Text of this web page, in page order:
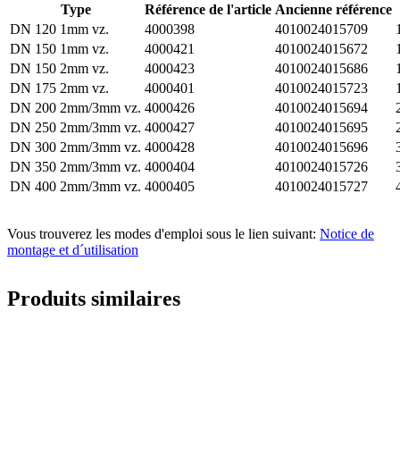
Type Référence de l'article Ancienne référence
DN 120 1mm vz.
4000398 4010024015709
DN 150 1mm vz.
4000421 4010024015672
DN 150 2mm vz.
4000423 4010024015686
DN 175 2mm vz.
4000401 4010024015723
DN 200 2mm/3mm vz. 4000426 4010024015694
DN 250 2mm/3mm vz. 4000427 4010024015695
DN 300 2mm/3mm vz. 4000428 4010024015696
DN 350 2mm/3mm vz. 4000404 4010024015726
DN 400 2mm/3mm vz. 4000405 4010024015727
Vous trouverez les modes d'emploi sous le lien suivant: Notice de
montage et d´utilisation
Produits similaires